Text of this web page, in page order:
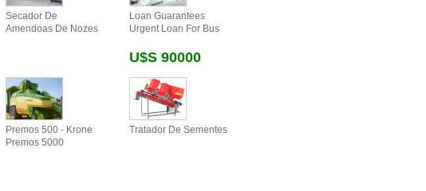
Secador De
Amendoas De Nozes
Loan Guarantees
Urgent Loan For Bus
U$s 90000
Premos 500 - Krone
Premos 5000
Tratador De Sementes